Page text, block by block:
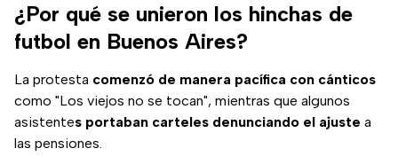
¿Por qué se unieron los hinchas de
futbol en Buenos Aires?
La protesta comenzó de manera pacífica con cánticos
como "Los viejos no se tocan", mientras que algunos
asistentes portaban carteles denunciando el ajuste a
las pensiones.